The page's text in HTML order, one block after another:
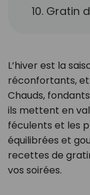
10. Gratin
L’hiver est la
réconfortants,
Chauds,
ils mettent en
féculents et les
équilibrées et
recettes de
vos soirées.